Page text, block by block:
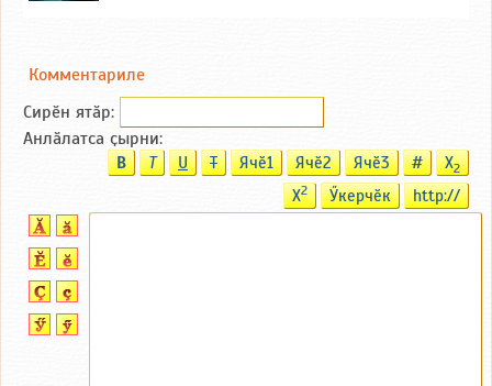
Комментариле
Сирӗн ятӑp:
Анлӑлатса ҫырни:
B T U T Ячӗ1 Ячӗ2 Ячӗ3 # X2
X2 Ӳкерчӗк http://